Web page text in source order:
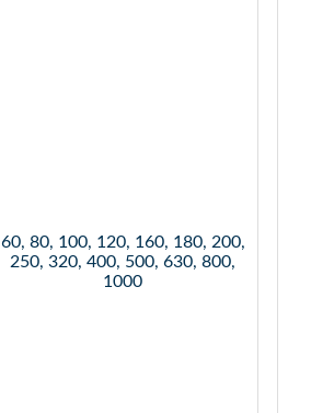
60, 80, 100, 120, 160, 180, 200,
250, 320, 400, 500, 630, 800,
1000